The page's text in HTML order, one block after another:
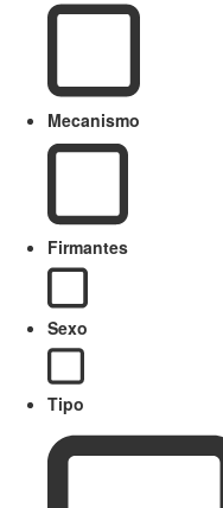
Mecanismo
Firmantes
Sexo
Tipo